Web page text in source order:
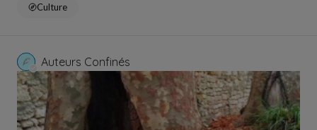
Culture
Auteurs Confinés